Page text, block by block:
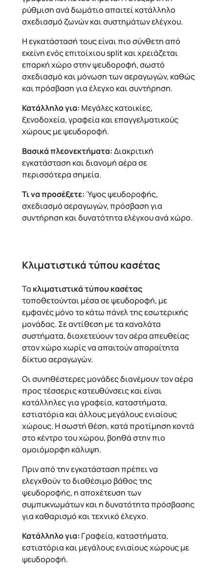
ρύθμιση ανά δωμάτιο απαιτεί κατάλληλο
σχεδιασμό ζωνών και συστημάτων ελέγχου.
Η εγκατάστασή τους είναι πιο σύνθετη από
εκείνη ενός επιτοίχιου split και χρειάζεται
επαρκή χώρο στην ψευδοροφή, σωστό
σχεδιασμό και μόνωση των αεραγωγών, καθώς
και πρόσβαση για έλεγχο και συντήρηση.
Κατάλληλο για: Μεγάλες κατοικίες,
ξενοδοχεία, γραφεία και επαγγελματικούς
χώρους με ψευδοροφή.
Βασικά πλεονεκτήματα:Διακριτική
εγκατάσταση και διανομή αέρα σε
περισσότερα σημεία.
Τι να προσέξετε:Ύψος ψευδοροφής,
σχεδιασμό αεραγωγών, πρόσβαση για
συντήρηση και δυνατότητα ελέγχου ανά χώρο.
Κλιματιστικά τύπου κασέτας
Τα κλιματιστικά τύπου κασέτας
τοποθετούνται μέσα σε ψευδοροφή, με
εμφανές μόνο το κάτω πάνελ της εσωτερικής
μονάδας. Σε αντίθεση με τα καναλάτα
συστήματα, διοχετεύουν τον αέρα απευθείας
στον χώρο χωρίς να απαιτούν απαραίτητα
δίκτυο αεραγωγών.
Οι συνηθέστερες μονάδες διανέμουν τον αέρα
προς τέσσερις κατευθύνσεις και είναι
κατάλληλες για γραφεία, καταστήματα,
εστιατόρια και άλλους μεγάλους ενιαίους
χώρους. Η σωστή θέση, κατά προτίμηση κοντά
στο κέντρο του χώρου, βοηθά στην πιο
ομοιόμορφη κάλυψη.
Πριν από την εγκατάσταση πρέπει να
ελεγχθούν το διαθέσιμο βάθος της
ψευδοροφής, η αποχέτευση των
συμπυκνωμάτων και η δυνατότητα πρόσβασης
για καθαρισμό και τεχνικό έλεγχο.
Κατάλληλο για: Γραφεία, καταστήματα,
εστιατόρια και μεγάλους ενιαίους χώρους με
ψευδοροφή.